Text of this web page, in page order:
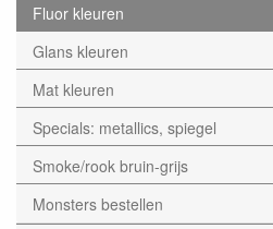
Fluor kleuren
Glans kleuren
Mat kleuren
Specials: metallics, spiegel
Smoke/rook bruin-grijs
Monsters bestellen